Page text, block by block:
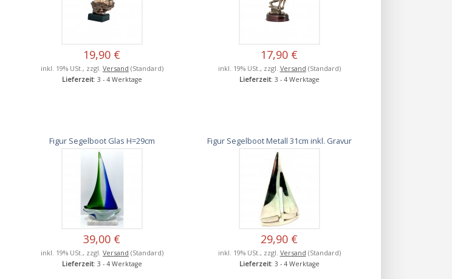
19,90 €
inkl. 19% USt., zzgl. Versand (Standard)
Lieferzeit: 3 - 4 Werktage
17,90 €
inkl. 19% USt., zzgl. Versand (Standard)
Lieferzeit: 3 - 4 Werktage
Figur Segelboot Glas H=29cm
39,00 €
inkl. 19% USt., zzgl. Versand (Standard)
Lieferzeit: 3 - 4 Werktage
Figur Segelboot Metall 31cm inkl. Gravur
29,90 €
inkl. 19% USt., zzgl. Versand (Standard)
Lieferzeit: 3 - 4 Werktage